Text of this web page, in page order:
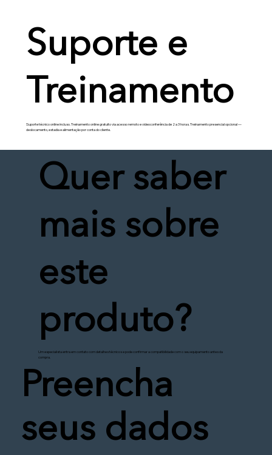
Suporte e
Treinamento
Suporte técnico online incluso. Treinamento online gratuito via acesso remoto e videoconferência de 2 a 3 horas. Treinamento presencial opcional —
deslocamento, estadia e alimentação por conta do cliente.
Preencha
seus dados
Quer saber
mais sobre
este
produto?
Um especialista entra em contato com detalhes técnicos e pode confirmar a compatibilidade com o seu equipamento antes da
compra.